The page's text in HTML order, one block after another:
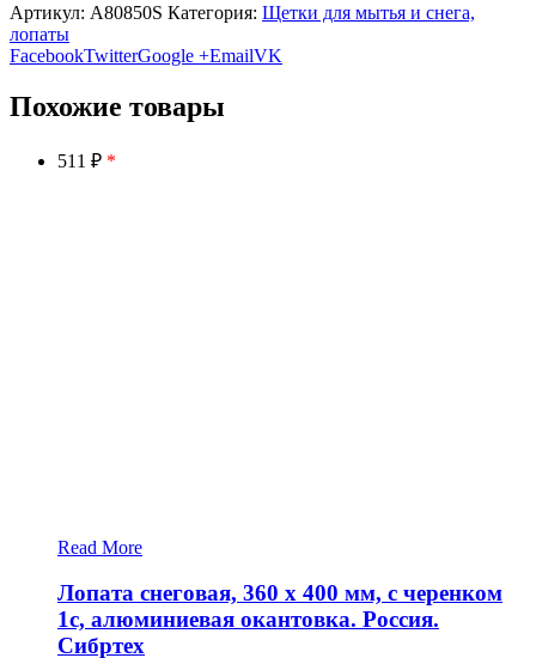
Артикул: A80850S Категория: Щетки для мытья и снега,
лопаты
FacebookTwitterGoogle +EmailVK
Похожие товары
511 ₽ *
Read More
Лопата снеговая, 360 х 400 мм, с черенком
1с, алюминиевая окантовка. Россия.
Сибртех